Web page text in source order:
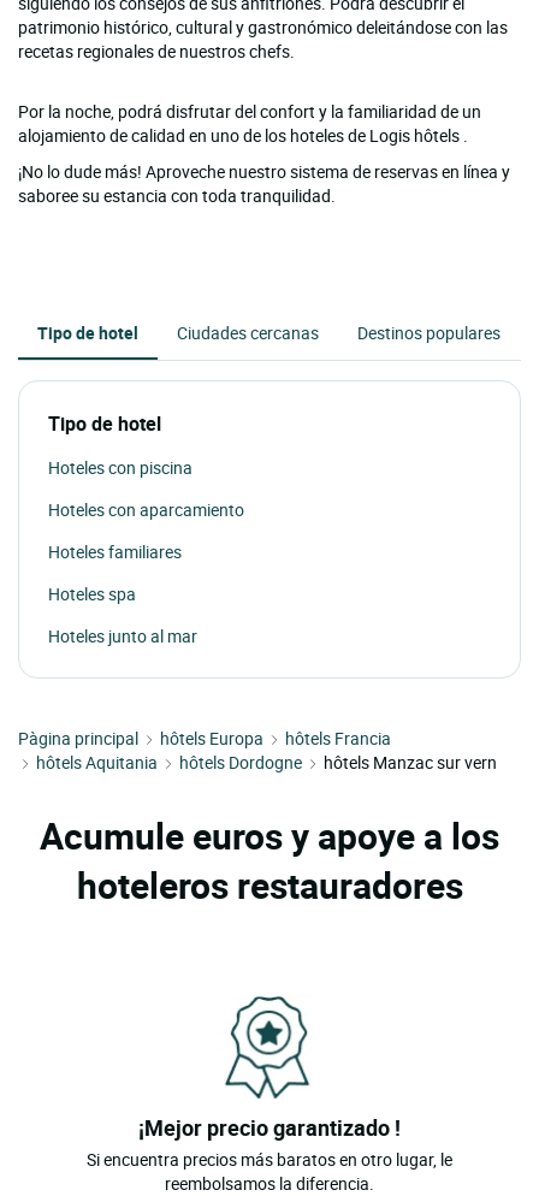
patrimonio histórico, cultural y gastronómico deleitándose con las
recetas regionales de nuestros chefs.
Por la noche, podrá disfrutar del confort y la familiaridad de un
alojamiento de calidad en uno de los hoteles de Logis hôtels .
¡No lo dude más! Aproveche nuestro sistema de reservas en línea y
saboree su estancia con toda tranquilidad.
Tipo de hotel Ciudades cercanas Destinos populares
Tipo de hotel
Hoteles con piscina
Hoteles con aparcamiento
Hoteles familiares
Hoteles spa
Hoteles junto al mar
Pàgina principal hôtels Europa
hôtels Francia
hôtels Aquitania
hôtels Dordogne hôtels Manzac sur vern
Acumule euros y apoye a los
hoteleros restauradores
¡Mejor precio garantizado !
Si encuentra precios más baratos en otro lugar, le
reembolsamos la diferencia.